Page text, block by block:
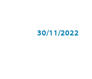
30/11/2022